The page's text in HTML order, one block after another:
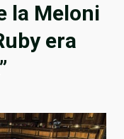
la Meloni
era